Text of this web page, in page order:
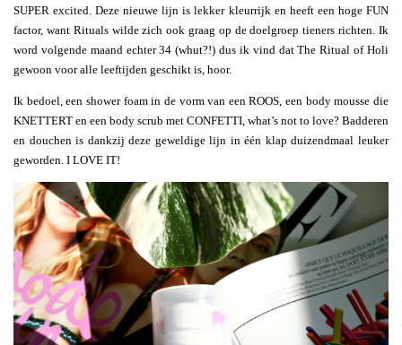
SUPER excited. Deze nieuwe lijn is lekker kleurrijk en heeft een hoge FUN
factor, want Rituals wilde zich ook graag op de doelgroep tieners richten. Ik
word volgende maand echter 34 (whut?!) dus ik vind dat The Ritual of Holi
gewoon voor alle leeftijden geschikt is, hoor.
Ik bedoel, een shower foam in de vorm van een ROOS, een body mousse die
KNETTERT en een body scrub met CONFETTI, what’s not to love? Badderen
en douchen is dankzij deze geweldige lijn in één klap duizendmaal leuker
geworden. I LOVE IT!